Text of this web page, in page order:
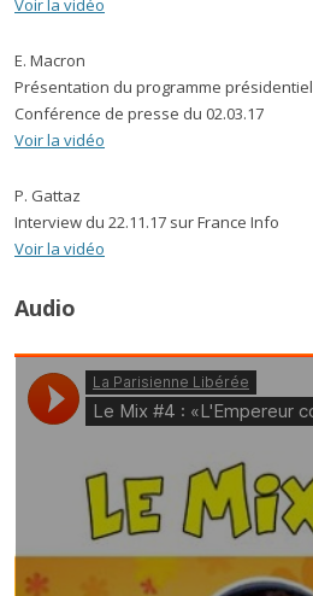
Voir la vidéo
E. Macron
Présentation du programme présidentiel
Conférence de presse du 02.03.17
Voir la vidéo
P. Gattaz
Interview du 22.11.17 sur France Info
Voir la vidéo
Audio